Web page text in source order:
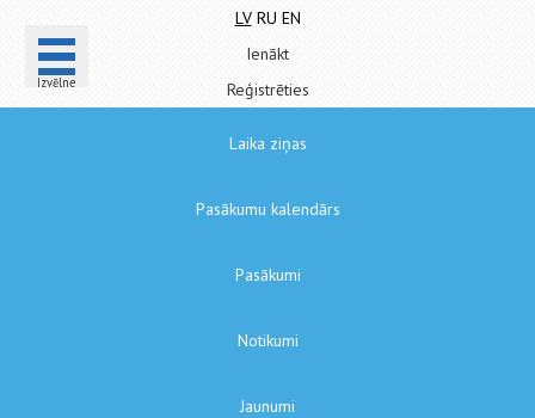
Izvēlne
LV RU EN
Ienākt
Reģistrēties
Laika ziņas
Pasākumu kalendārs
Pasākumi
Notikumi
Jaunumi